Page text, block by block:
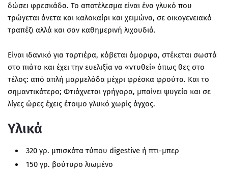
δώσει φρεσκάδα. Το αποτέλεσμα είναι ένα γλυκό που
τρώγεται άνετα και καλοκαίρι και χειμώνα, σε οικογενειακό
τραπέζι αλλά και σαν καθημερινή λιχουδιά.
Είναι ιδανικό για ταρτιέρα, κόβεται όμορφα, στέκεται σωστά
στο πιάτο και έχει την ευελιξία να «ντυθεί» όπως θες στο
τέλος: από απλή μαρμελάδα μέχρι φρέσκα φρούτα. Και το
σημαντικότερο; Φτιάχνεται γρήγορα, μπαίνει ψυγείο και σε
λίγες ώρες έχεις έτοιμο γλυκό χωρίς άγχος.
Υλικά
320 γρ. μπισκότα τύπου digestive ή πτι-μπερ
150 γρ. βούτυρο λιωμένο